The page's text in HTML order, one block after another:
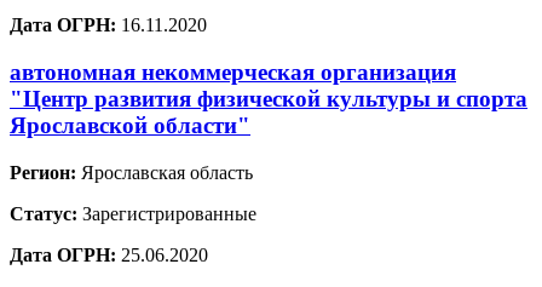
Дата ОГРН: 16.11.2020
автономная некоммерческая организация
"Центр развития физической культуры и спорта
Ярославской области"
Регион: Ярославская область
Статус: Зарегистрированные
Дата ОГРН: 25.06.2020